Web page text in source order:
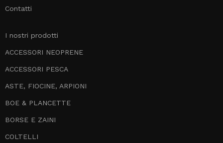
Contatti
I nostri prodotti
ACCESSORI NEOPRENE
ACCESSORI PESCA
ASTE, FIOCINE, ARPIONI
BOE & PLANCETTE
BORSE E ZAINI
COLTELLI